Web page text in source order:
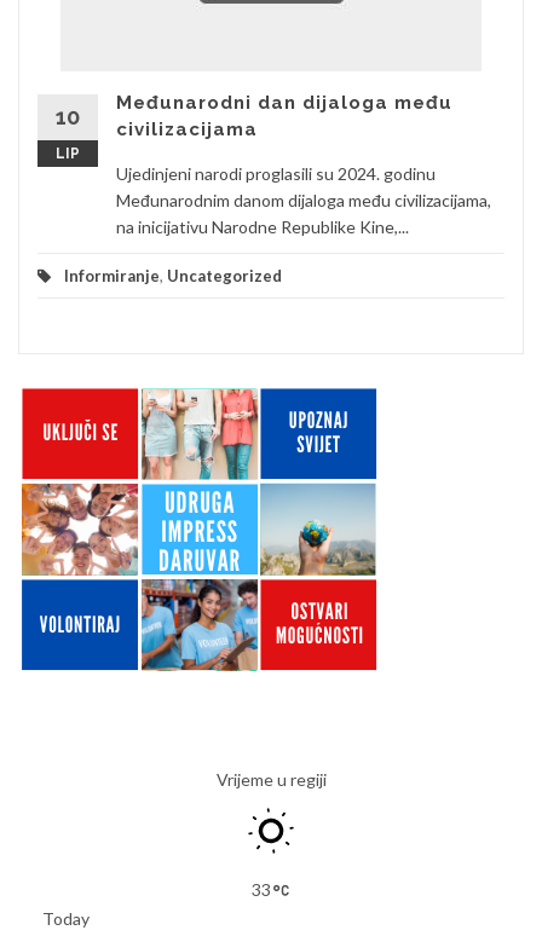
10
LIP
Međunarodni dan dijaloga među
civilizacijama
Ujedinjeni narodi proglasili su 2024. godinu
Međunarodnim danom dijaloga među civilizacijama,
na inicijativu Narodne Republike Kine,...
Informiranje, Uncategorized
Vrijeme u regiji
33
Today